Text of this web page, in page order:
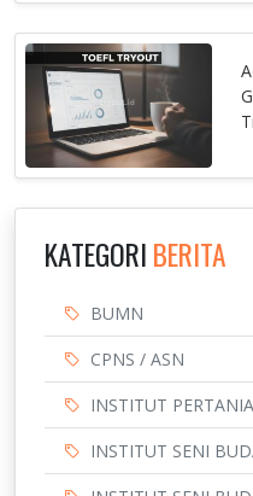
KATEGORI BERITA
BUMN
CPNS / ASN
INSTITUT
INSTITUT SENI